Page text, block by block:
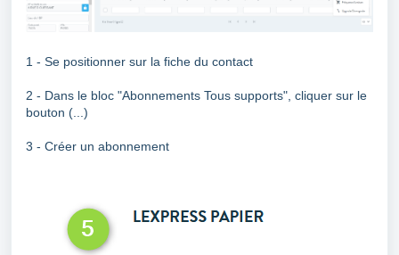
1 - Se positionner sur la fiche du contact
2 - Dans le bloc "Abonnements Tous supports", cliquer sur le
bouton (...)
3 - Créer un abonnement